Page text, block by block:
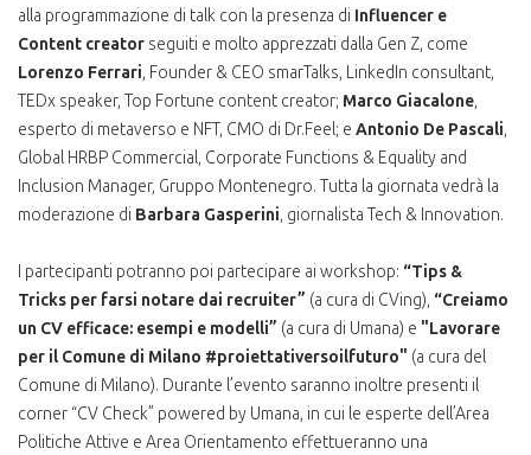
alla programmazione di talk con la presenza di Influencer e
Content creator seguiti e molto apprezzati dalla Gen Z, come
Lorenzo Ferrari, Founder & CEO smarTalks, LinkedIn consultant,
TEDx speaker, Top Fortune content creator; Marco Giacalone,
esperto di metaverso e NFT, CMO di Dr.Feel; e Antonio De Pascali,
Global HRBP Commercial, Corporate Functions & Equality and
Inclusion Manager, Gruppo Montenegro. Tutta la giornata vedrà la
moderazione di Barbara Gasperini, giornalista Tech & Innovation.
I partecipanti potranno poi partecipare ai workshop: “Tips &
Tricks per farsi notare dai recruiter” (a cura di CVing), “Creiamo
un CV efficace: esempi e modelli” (a cura di Umana) e "Lavorare
per il Comune di Milano #proiettativersoilfuturo" (a cura del
Comune di Milano). Durante l’evento saranno inoltre presenti il
corner “CV Check” powered by Umana, in cui le esperte dell’Area
Politiche Attive e Area Orientamento effettueranno una